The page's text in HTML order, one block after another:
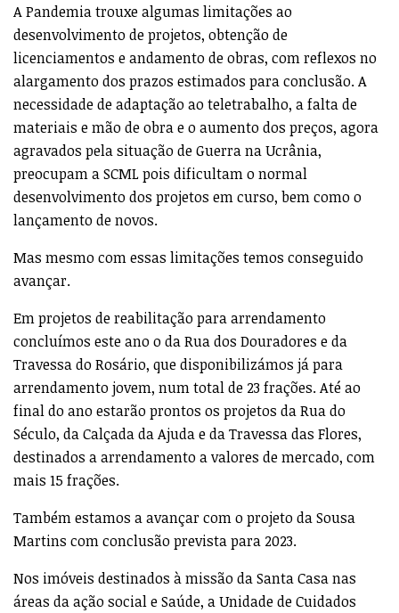
A Pandemia trouxe algumas limitações ao
desenvolvimento de projetos, obtenção de
licenciamentos e andamento de obras, com reflexos no
alargamento dos prazos estimados para conclusão. A
necessidade de adaptação ao teletrabalho, a falta de
materiais e mão de obra e o aumento dos preços, agora
agravados pela situação de Guerra na Ucrânia,
preocupam a SCML pois dificultam o normal
desenvolvimento dos projetos em curso, bem como o
lançamento de novos.
Mas mesmo com essas limitações temos conseguido
avançar.
Em projetos de reabilitação para arrendamento
concluímos este ano o da Rua dos Douradores e da
Travessa do Rosário, que disponibilizámos já para
arrendamento jovem, num total de 23 frações. Até ao
final do ano estarão prontos os projetos da Rua do
Século, da Calçada da Ajuda e da Travessa das Flores,
destinados a arrendamento a valores de mercado, com
mais 15 frações.
Também estamos a avançar com o projeto da Sousa
Martins com conclusão prevista para 2023.
Nos imóveis destinados à missão da Santa Casa nas
áreas da ação social e Saúde, a Unidade de Cuidados